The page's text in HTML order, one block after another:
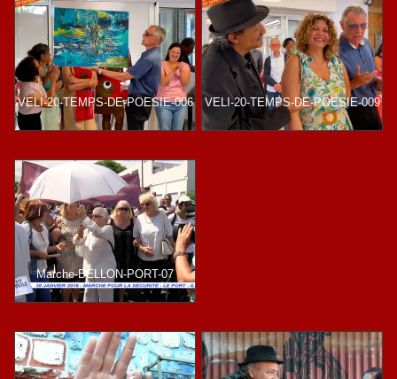
VELI-20-TEMPS-DE-POESIE-006 VELI-20-TEMPS-DE-POESIE-009
Marche-BELLON-PORT-07